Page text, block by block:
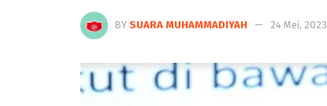
BY SUARA MUHAMMADIYAH 24 Mei, 2023